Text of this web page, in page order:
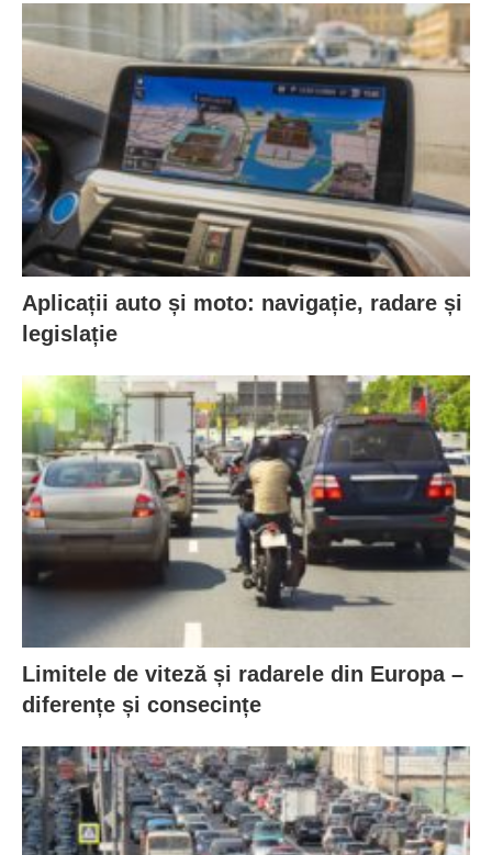
Aplicații auto și moto: navigație, radare și
legislație
Limitele de viteză și radarele din Europa –
diferențe și consecințe